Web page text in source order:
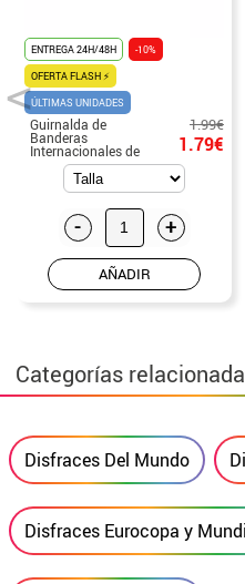
ENTREGA 24H/48H
-10%
OFERTA FLASH ⚡
ÚLTIMAS UNIDADES
Guirnalda de
Banderas
Internacionales de
papel de 15x20
cm 5 m de largo
1.99€
1.79€
- +
AÑADIR
Categorías
Disfraces Del Mundo
Disfraces Eurocopa y